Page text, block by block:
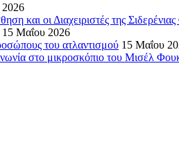
2026
και οι Διαχειριστές της
15 Μαΐου 2026
του ατλαντισμού 15 Μαΐου
στο μικροσκόπιο του Μισέλ